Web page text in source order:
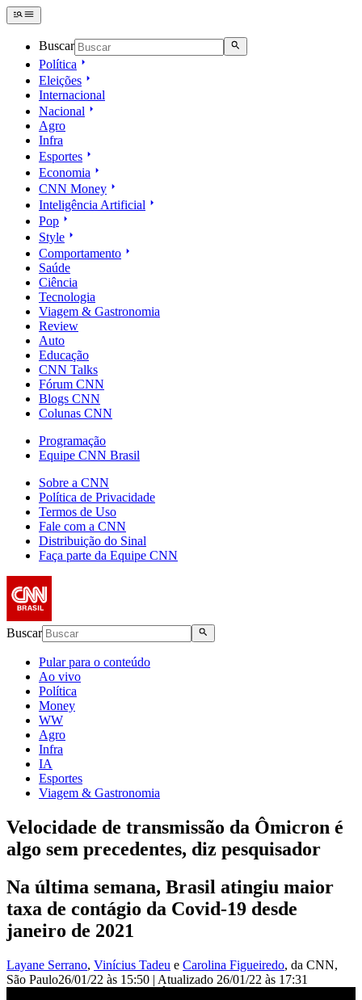
Buscar
Política
Eleições
Internacional
Nacional
Agro
Infra
Esportes
Economia
CNN Money
Inteligência Artificial
Pop
Style
Comportamento
Saúde
Ciência
Tecnologia
Viagem & Gastronomia
Review
Auto
Educação
CNN Talks
Fórum CNN
Blogs CNN
Colunas CNN
Programação
Equipe CNN Brasil
Sobre a CNN
Política de Privacidade
Termos de Uso
Fale com a CNN
Distribuição do Sinal
Faça parte da Equipe CNN
Buscar
Pular para o conteúdo
Ao vivo
Política
Money
WW
Agro
Infra
IA
Esportes
Viagem & Gastronomia
Velocidade de transmissão da Ômicron é
algo sem precedentes, diz pesquisador
Na última semana, Brasil atingiu maior
taxa de contágio da Covid-19 desde
janeiro de 2021
Layane Serrano, Vinícius Tadeu e Carolina Figueiredo, da CNN,
São Paulo26/01/22 às 15:50 | Atualizado 26/01/22 às 17:31